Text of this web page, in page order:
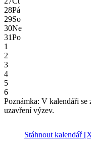
28Pá
29So
30Ne
31Po
1
2
3
4
5
6
Poznámka: V kalendáři se
uzavření výzev.
Stáhnout kalendář